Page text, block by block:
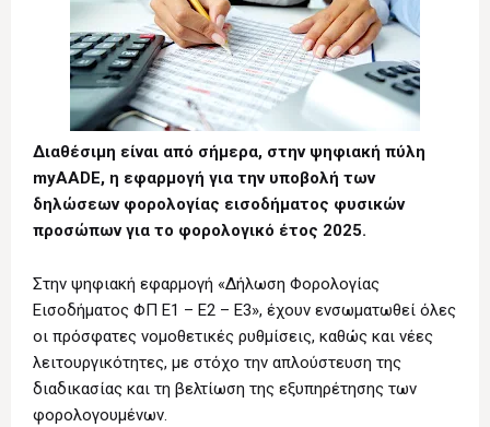
Διαθέσιμη είναι από σήμερα, στην ψηφιακή πύλη
myAADE, η εφαρμογή για την υποβολή των
δηλώσεων φορολογίας εισοδήματος φυσικών
προσώπων για το φορολογικό έτος 2025.
Στην ψηφιακή εφαρμογή «Δήλωση Φορολογίας
Εισοδήματος ΦΠ Ε1 – Ε2 – Ε3», έχουν ενσωματωθεί όλες
οι πρόσφατες νομοθετικές ρυθμίσεις, καθώς και νέες
λειτουργικότητες, με στόχο την απλούστευση της
διαδικασίας και τη βελτίωση της εξυπηρέτησης των
φορολογουμένων.